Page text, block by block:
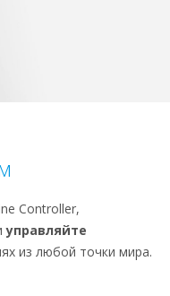
Controller,
управляйте
из любой точки мира.